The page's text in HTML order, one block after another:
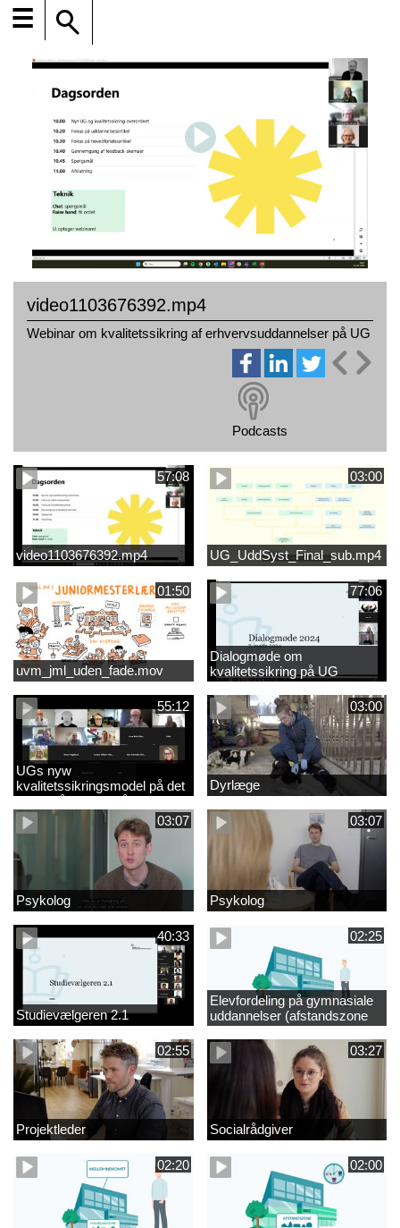
☰
video1103676392.mp4
Webinar om kvalitetssikring af erhvervsuddannelser på UG
Podcasts
57:08
video1103676392.mp4
03:00
UG_UddSyst_Final_sub.mp4
01:50
uvm_jml_uden_fade.mov
77:06
Dialogmøde om
kvalitetssikring på UG
55:12
UGs nyw
kvalitetssikringsmodel på det
videregående område
03:00
Dyrlæge
03:07
Psykolog
03:07
Psykolog
40:33
Studievælgeren 2.1
02:25
Elevfordeling på gymnasiale
uddannelser (afstandszone
redigeret)
02:55
Projektleder
03:27
Socialrådgiver
02:20 02:00